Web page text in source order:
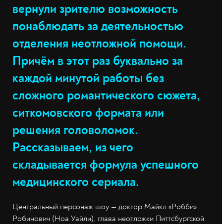
вернули зрителю возможность
понаблюдать за деятельностью
отделения неотложной помощи.
Причём в этот раз буквально за
каждой минутой работы без
сложного романтического сюжета,
ситкомовского формата или
решения головоломок.
Рассказываем, из чего
складывается формула успешного
медицинского сериала.
Центральный персонаж шоу — доктор Майкл «Робби»
Робинович (Ноа Уайли), глава неотложки Питтсбургской